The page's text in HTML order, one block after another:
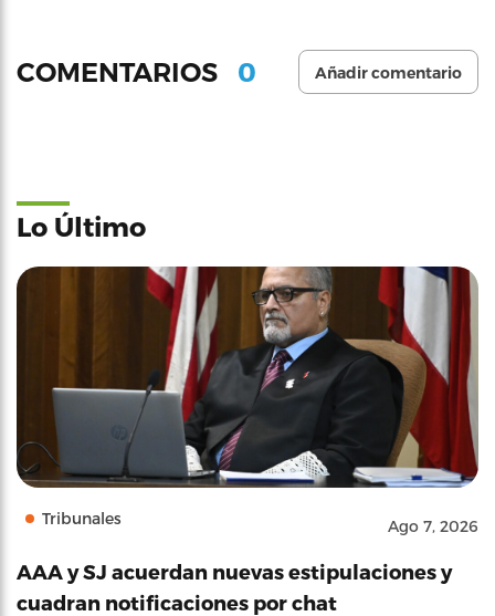
COMENTARIOS 0 Añadir comentario
Lo Último
Tribunales Ago 7, 2026
AAA y SJ acuerdan nuevas estipulaciones y
cuadran notificaciones por chat